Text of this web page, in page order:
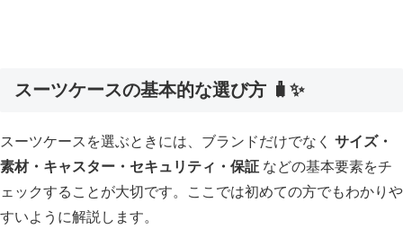
スーツケースの基本的な選び方 🧳✨
スーツケースを選ぶときには、ブランドだけでなく サイズ・
素材・キャスター・セキュリティ・保証 などの基本要素をチ
ェックすることが大切です。ここでは初めての方でもわかりや
すいように解説します。